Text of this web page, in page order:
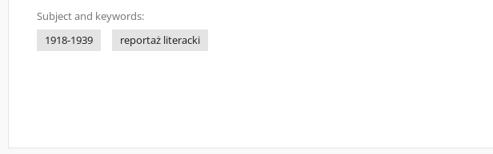
Subject and keywords:
1918-1939
reportaż literacki